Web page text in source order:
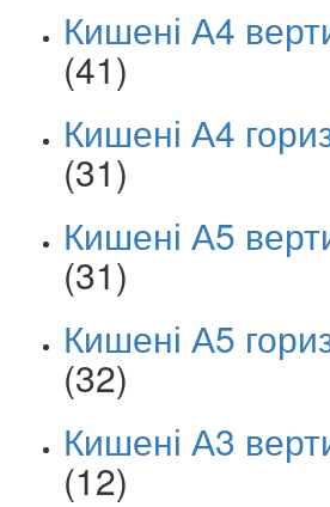
Кишені А4
(41)
Кишені А4
(31)
Кишені А5
(31)
Кишені А5
(32)
Кишені А3
(12)